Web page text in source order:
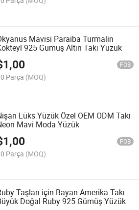
Mavisi Paraiba Turmalin
925 Gümüş Altın Takı Yüzük
1,00 FOB
Parça (MOQ)
Lüks Yüzük Özel OEM ODM Takı
Mavi Moda Yüzük
1,00 FOB
Parça (MOQ)
Taşları için Bayan Amerika Takı
Doğal Ruby 925 Gümüş Yüzük